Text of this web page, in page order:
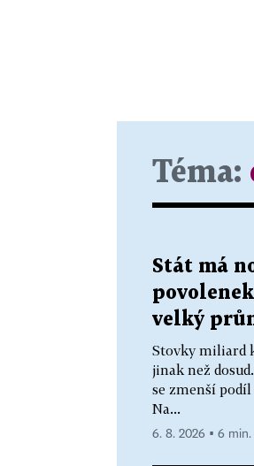
Téma:
Stát má
velký
Stovky miliard
jinak než
se zmenší
Na...
6. 8. 2026 ▪ 6